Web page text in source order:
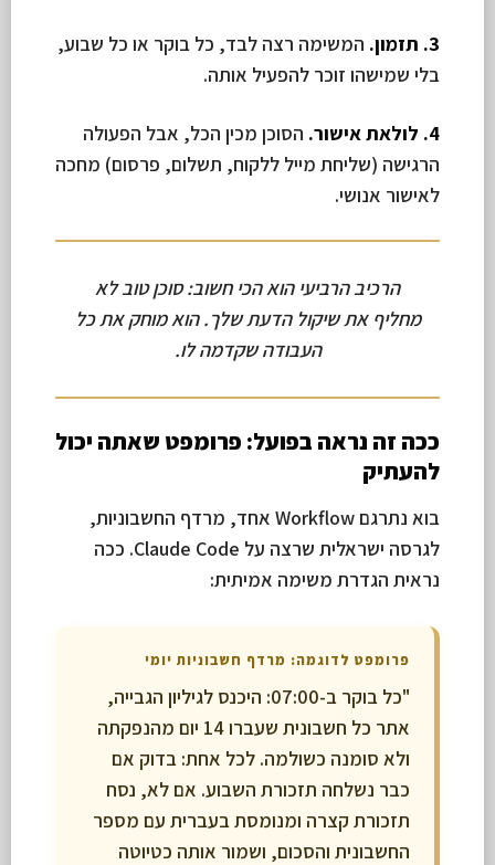
3. תזמון.
המשימה רצה לבד, כל בוקר או כל שבוע,
בלי שמישהו זוכר להפעיל אותה.
4. לולאת אישור.
הסוכן מכין הכל, אבל הפעולה
הרגישה (שליחת מייל ללקוח, תשלום, פרסום) מחכה
לאישור אנושי.
הרכיב הרביעי הוא הכי חשוב: סוכן טוב לא
מחליף את שיקול הדעת שלך. הוא מוחק את כל
העבודה שקדמה לו.
ככה זה נראה בפועל: פרומפט שאתה יכול
להעתיק
בוא נתרגם Workflow אחד, מרדף החשבוניות,
לגרסה ישראלית שרצה על Claude Code. ככה
נראית הגדרת משימה אמיתית:
פרומפט לדוגמה: מרדף חשבוניות יומי
"כל בוקר ב-07:00: היכנס לגיליון הגבייה,
אתר כל חשבונית שעברו 14 יום מהנפקתה
ולא סומנה כשולמה. לכל אחת: בדוק אם
כבר נשלחה תזכורת השבוע. אם לא, נסח
תזכורת קצרה ומנומסת בעברית עם מספר
החשבונית והסכום, ושמור אותה כטיוטה